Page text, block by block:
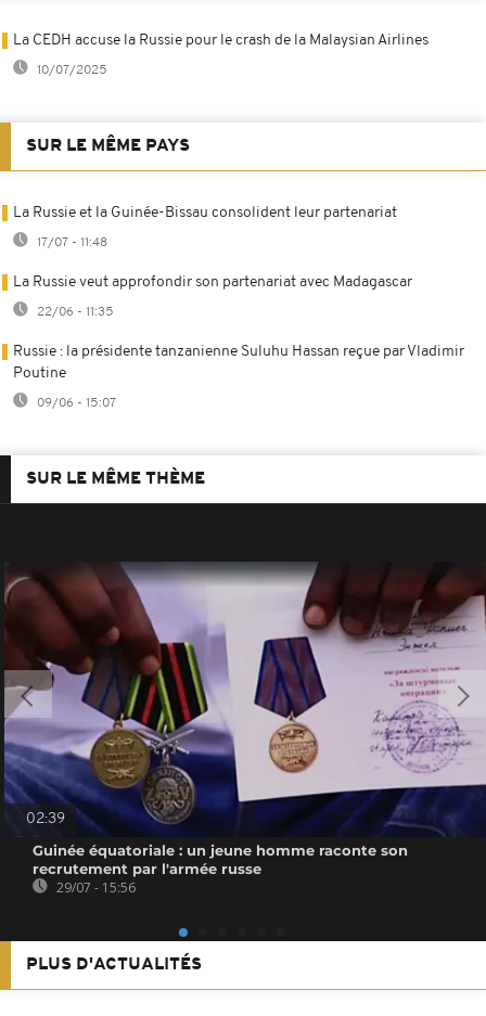
La CEDH accuse la Russie pour le crash de la Malaysian Airlines
10/07/2025
SUR LE MÊME PAYS
La Russie et la Guinée-Bissau consolident leur partenariat
17/07 - 11:48
La Russie veut approfondir son partenariat avec Madagascar
22/06 - 11:35
Russie : la présidente tanzanienne Suluhu Hassan reçue par Vladimir
Poutine
09/06 - 15:07
SUR LE MÊME THÈME
02:39
Guinée équatoriale : un jeune homme raconte son
recrutement par l'armée russe
29/07 - 15:56
PLUS D'ACTUALITÉS